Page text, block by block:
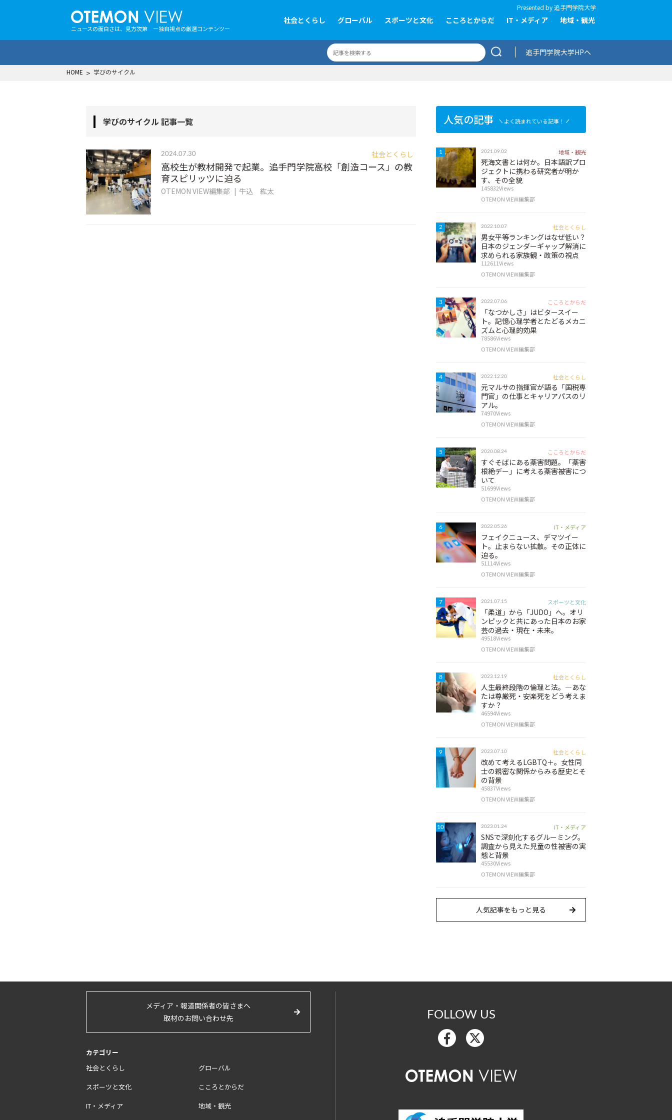
ニュースの面白さは、見方次第 ー独自視点の厳選コンテンツー
Presented by追手門学院大学
社会とくらし グローバル スポーツと文化 こころとからだ IT・メディア 地域・観光
追手門学院大学HPへ
HOME > 学びのサイクル
学びのサイクル 記事一覧
2024.07.30 社会とくらし
高校生が教材開発で起業。追手門学院高校「創造コース」の教
育スピリッツに迫る
OTEMON VIEW編集部 牛込 紘太
人気の記事 よく読まれている記事！
1 2021.09.02 地域・観光
死海文書とは何か。日本語訳プロ
ジェクトに携わる研究者が明か
す、その全貌
145832Views
OTEMON VIEW編集部
2 2022.10.07 社会とくらし
男女平等ランキングはなぜ低い？
日本のジェンダーギャップ解消に
求められる家族観・政策の視点
112611Views
OTEMON VIEW編集部
3 2022.07.06 こころとからだ
「なつかしさ」はビタースイー
ト。記憶心理学者とたどるメカニ
ズムと心理的効果
78586Views
OTEMON VIEW編集部
4 2022.12.20 社会とくらし
元マルサの指揮官が語る「国税専
門官」の仕事とキャリアパスのリ
アル。
74970Views
OTEMON VIEW編集部
5 2020.08.24 こころとからだ
すぐそばにある薬害問題。「薬害
根絶デー」に考える薬害被害につ
いて
51699Views
OTEMON VIEW編集部
6 2022.05.26 IT・メディア
フェイクニュース、デマツイー
ト。止まらない拡散。その正体に
迫る。
51114Views
OTEMON VIEW編集部
7 2021.07.15 スポーツと文化
「柔道」から「JUDO」へ。オリ
ンピックと共にあった日本のお家
芸の過去・現在・未来。
49518Views
OTEMON VIEW編集部
8 2023.12.19 社会とくらし
人生最終段階の倫理と法。―あな
たは尊厳死・安楽死をどう考えま
すか？
46594Views
OTEMON VIEW編集部
9 2023.07.10 社会とくらし
改めて考えるLGBTQ＋。女性同
士の親密な関係からみる歴史とそ
の背景
45837Views
OTEMON VIEW編集部
10 2023.01.24 IT・メディア
SNSで深刻化するグルーミング。
調査から見えた児童の性被害の実
態と背景
45530Views
OTEMON VIEW編集部
人気記事をもっと見る
メディア・報道関係者の皆さまへ
取材のお問い合わせ先
カテゴリー
社会とくらし
グローバル
スポーツと文化
こころとからだ
IT・メディア
地域・観光
FOLLOW US